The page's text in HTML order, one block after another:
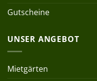
Gutscheine
UNSER ANGEBOT
Mietgärten